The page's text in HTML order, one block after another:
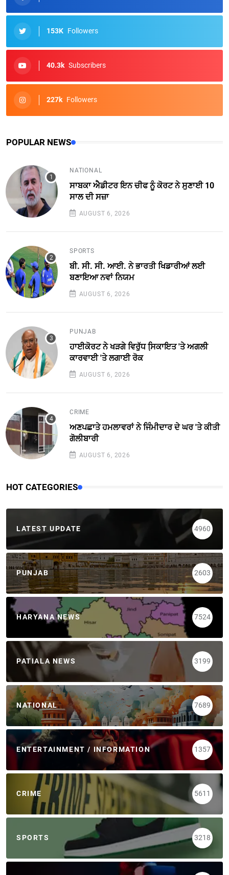
153K Followers
40.3k Subscribers
227k Followers
POPULAR NEWS
NATIONAL
ਸਾਬਕਾ ਐਡੀਟਰ ਇਨ ਚੀਫ ਨੂੰ ਕੋਰਟ ਨੇ ਸੁਣਾਈ 10
ਸਾਲ ਦੀ ਸਜ਼ਾ
AUGUST 6, 2026
SPORTS
ਬੀ. ਸੀ. ਸੀ. ਆਈ. ਨੇ ਭਾਰਤੀ ਖਿਡਾਰੀਆਂ ਲਈ
ਬਣਾਇਆ ਨਵਾਂ ਨਿਯਮ
AUGUST 6, 2026
PUNJAB
ਹਾਈਕੋਰਟ ਨੇ ਖੜਗੇ ਵਿਰੁੱਧ ਸਿ਼ਕਾਇਤ 'ਤੇ ਅਗਲੀ
ਕਾਰਵਾਈ 'ਤੇ ਲਗਾਈ ਰੋਕ
AUGUST 6, 2026
CRIME
ਅਣਪਛਾਤੇ ਹਮਲਾਵਰਾਂ ਨੇ ਜਿੰਮੀਦਾਰ ਦੇ ਘਰ 'ਤੇ ਕੀਤੀ
ਗੋਲੀਬਾਰੀ
AUGUST 6, 2026
HOT CATEGORIES
LATEST UPDATE 4960
PUNJAB 2603
HARYANA NEWS 7524
PATIALA NEWS 3199
NATIONAL 7689
ENTERTAINMENT / INFORMATION 1357
CRIME 5611
SPORTS 3218